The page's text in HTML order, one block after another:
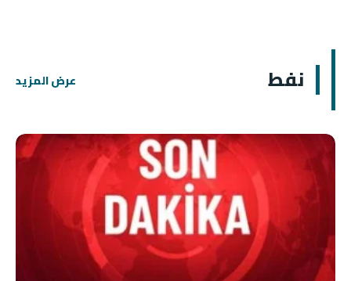
نفط عرض المزيد